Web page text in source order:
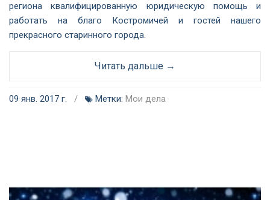
региона квалифицированную юридическую помощь и
работать на благо Костромичей и гостей нашего
прекрасного старинного города.
Читать дальше →
09 янв. 2017 г. / Метки: Мои дела